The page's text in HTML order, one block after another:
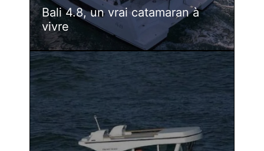
Bali 4.8, un vrai catamaran à
vivre